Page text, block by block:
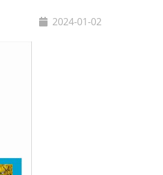
2024-01-02